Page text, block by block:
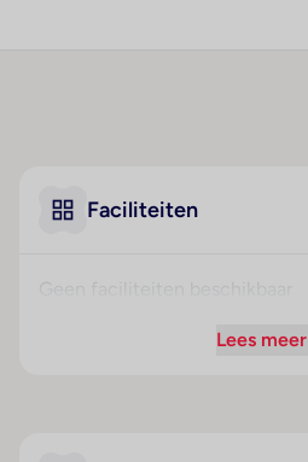
Faciliteiten
Lees meer